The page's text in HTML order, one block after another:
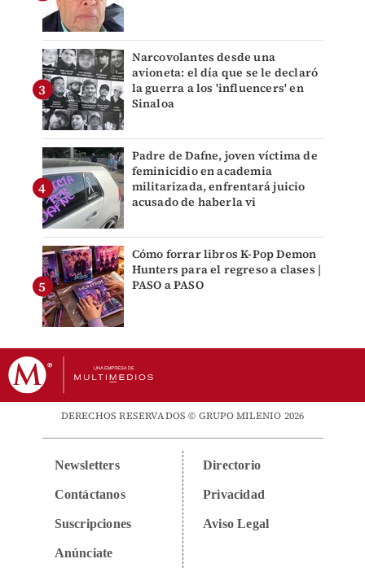
Narcovolantes desde una
avioneta: el día que se le declaró
la guerra a los 'influencers' en
Sinaloa
Padre de Dafne, joven víctima de
feminicidio en academia
militarizada, enfrentará juicio
acusado de haberla vi
Cómo forrar libros K-Pop Demon
Hunters para el regreso a clases |
PASO a PASO
DERECHOS RESERVADOS © GRUPO MILENIO 2026
Newsletters
Contáctanos
Suscripciones
Anúnciate
Directorio
Privacidad
Aviso Legal